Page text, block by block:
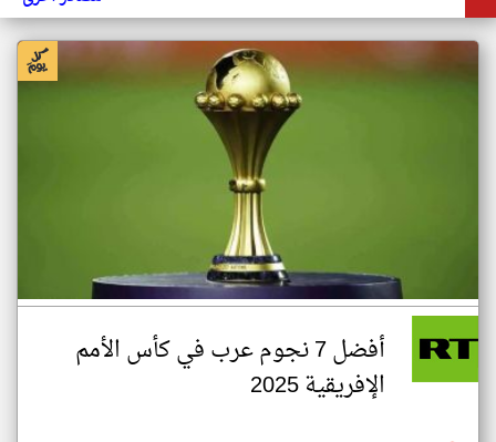
أفضل 7 نجوم عرب في كأس الأمم
الإفريقية 2025